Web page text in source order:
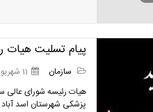
پیام تسلیت هیات
سازمان 11 شهریور 1397
هیات رئیسه شورای عالی
پزشکی شهرستان اسد آباد